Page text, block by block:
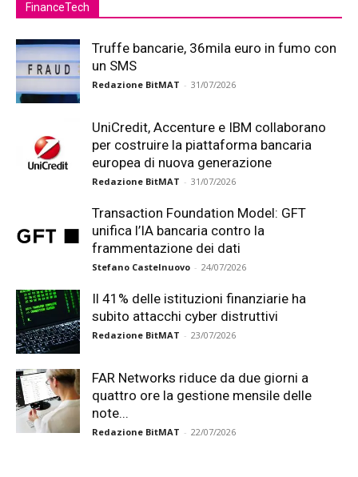
FinanceTech
Truffe bancarie, 36mila euro in fumo con
un SMS
Redazione BitMAT - 31/07/2026
UniCredit, Accenture e IBM collaborano
per costruire la piattaforma bancaria
europea di nuova generazione
Redazione BitMAT - 31/07/2026
Transaction Foundation Model: GFT
unifica l’IA bancaria contro la
frammentazione dei dati
Stefano Castelnuovo - 24/07/2026
Il 41% delle istituzioni finanziarie ha
subito attacchi cyber distruttivi
Redazione BitMAT - 23/07/2026
FAR Networks riduce da due giorni a
quattro ore la gestione mensile delle
note...
Redazione BitMAT - 22/07/2026